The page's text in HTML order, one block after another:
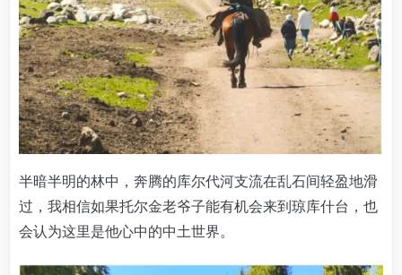
半暗半明的林中，奔腾的库尔代河支流在乱石间轻盈地滑
过，我相信如果托尔金老爷子能有机会来到琼库什台，也
会认为这里是他心中的中土世界。